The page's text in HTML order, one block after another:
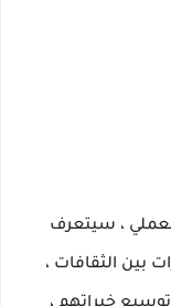
، سيتعرف
بين الثقافات ،